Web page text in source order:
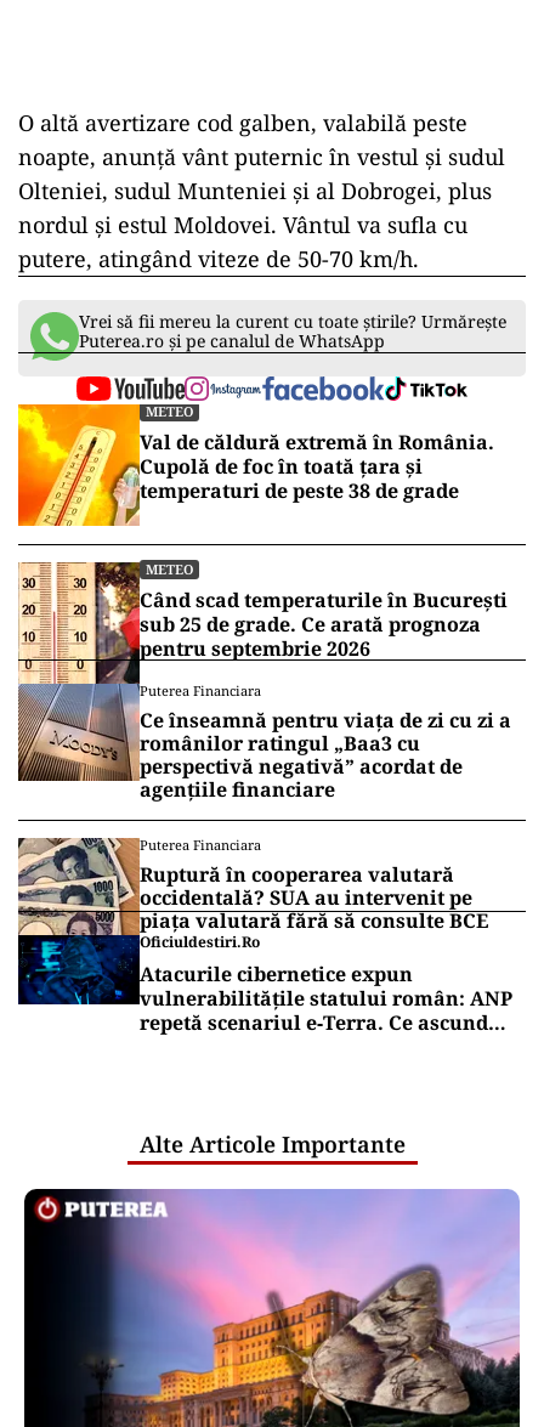
ad
O altă avertizare cod galben, valabilă peste
noapte, anunță vânt puternic în vestul și sudul
Olteniei, sudul Munteniei și al Dobrogei, plus
nordul și estul Moldovei. Vântul va sufla cu
putere, atingând viteze de 50-70 km/h.
Vrei să fii mereu la curent cu toate știrile? Urmărește
Puterea.ro și pe canalul de WhatsApp
METEO
Val de căldură extremă în România.
Cupolă de foc în toată țara și
temperaturi de peste 38 de grade
METEO
sub 25 de grade. Ce arată prognoza
pentru septembrie 2026
agențiile financiare
Puterea Financiara
Ruptură în cooperarea valutară
occidentală? SUA au intervenit pe
piața valutară fără să consulte BCE
Atacurile cibernetice expun
vulnerabilitățile statului român: ANP
repetă scenariul e‑Terra. Ce ascund
comunicările oficiale și cine răspunde